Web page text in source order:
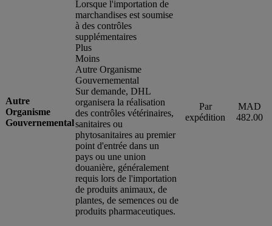
Autre
Organisme
Gouvernemental
Lorsque l'importation de
marchandises est soumise
à des contrôles
supplémentaires
Plus
Moins
Autre Organisme
Gouvernemental
Sur demande, DHL
organisera la réalisation
des contrôles vétérinaires,
sanitaires ou
phytosanitaires au premier
point d'entrée dans un
pays ou une union
douanière, généralement
requis lors de l'importation
de produits animaux, de
plantes, de semences ou de
produits pharmaceutiques.
Par
expédition
MAD
482.00